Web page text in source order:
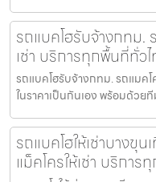
รถแบคโฮรับจ้างกทม.
เช่า บริการทุกพื้นที่ทั่ว
รถแบคโฮรับจ้างกทม. รถแมคโ
ในราคาเป็นกันเอง พร้อมด้วย
รถแบคโฮให้เช่าบางขุ
แม็คโครให้เช่า บริกา